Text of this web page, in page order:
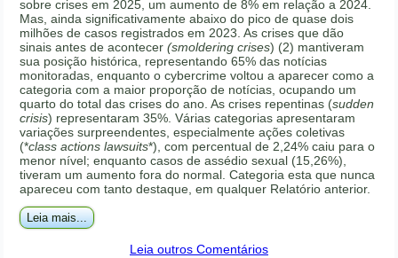
sobre crises em 2025, um aumento de 8% em relação a 2024.
Mas, ainda significativamente abaixo do pico de quase dois
milhões de casos registrados em 2023. As crises que dão
sinais antes de acontecer(smoldering crises) (2) mantiveram
sua posição histórica, representando 65% das notícias
monitoradas, enquanto o cybercrime voltou a aparecer como a
categoria com a maior proporção de notícias, ocupando um
quarto do total das crises do ano. As crises repentinas (sudden
crisis) representaram 35%. Várias categorias apresentaram
variações surpreendentes, especialmente ações coletivas
(*class actions lawsuits*), com percentual de 2,24% caiu para o
menor nível; enquanto casos de assédio sexual (15,26%),
tiveram um aumento fora do normal. Categoria esta que nunca
apareceu com tanto destaque, em qualquer Relatório anterior.
Leia mais...
Leia outros Comentários